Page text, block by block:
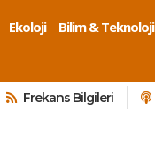
Ekoloji
Bilim & Teknoloji
Frekans Bilgileri